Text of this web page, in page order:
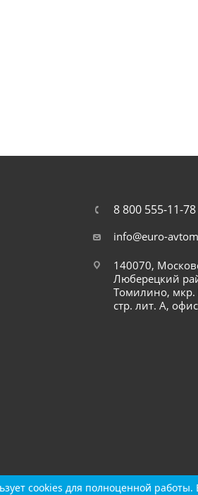
8 800 555-11-78
info@euro-
140070,
Люберецкий
Томилино, мкр.
стр. лит. А,
cookies для полноценной